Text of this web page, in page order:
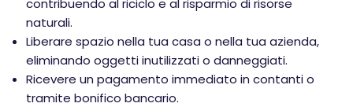
contribuendo al riciclo e al risparmio di risorse
naturali.
Liberare spazio nella tua casa o nella tua azienda,
eliminando oggetti inutilizzati o danneggiati.
Ricevere un pagamento immediato in contanti o
tramite bonifico bancario.